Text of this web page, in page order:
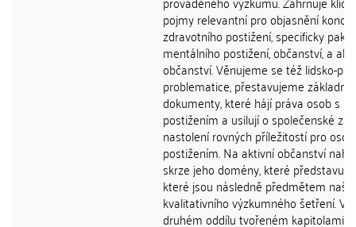
pojmy relevantní pro objasnění
zdravotního postižení, specificky pak
mentálního postižení, občanství, a
občanství. Věnujeme se též lidsko-
problematice, přestavujeme základní
dokumenty, které hájí práva osob s
postižením a usilují o společenské
nastolení rovných příležitostí pro
postižením. Na aktivní občanství
skrze jeho domény, které
které jsou následně předmětem
kvalitativního výzkumného šetření. Ve
druhém oddílu tvořeném kapitolami